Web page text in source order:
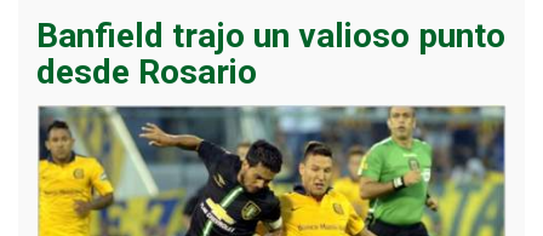
Banfield trajo un valioso punto
desde Rosario